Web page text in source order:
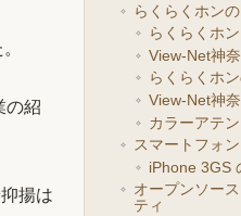
らくらくホン
らくらくホ
View-Net神
らくらくホ
View-Net神
カラーアテ
スマートフォ
iPhone 3GS
オープンソー
ティ
の紹
揚は